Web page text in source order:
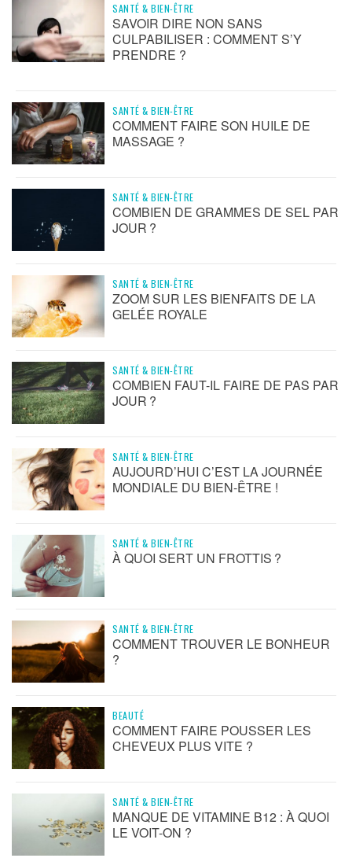
SANTÉ & BIEN-ÊTRE
SAVOIR DIRE NON SANS
CULPABILISER : COMMENT S’Y
PRENDRE ?
SANTÉ & BIEN-ÊTRE
COMMENT FAIRE SON HUILE DE
MASSAGE ?
SANTÉ & BIEN-ÊTRE
COMBIEN DE GRAMMES DE SEL PAR
JOUR ?
SANTÉ & BIEN-ÊTRE
ZOOM SUR LES BIENFAITS DE LA
GELÉE ROYALE
SANTÉ & BIEN-ÊTRE
COMBIEN FAUT-IL FAIRE DE PAS PAR
JOUR ?
SANTÉ & BIEN-ÊTRE
AUJOURD’HUI C’EST LA JOURNÉE
MONDIALE DU BIEN-ÊTRE !
SANTÉ & BIEN-ÊTRE
À QUOI SERT UN FROTTIS ?
SANTÉ & BIEN-ÊTRE
COMMENT TROUVER LE BONHEUR
?
BEAUTÉ
COMMENT FAIRE POUSSER LES
CHEVEUX PLUS VITE ?
SANTÉ & BIEN-ÊTRE
MANQUE DE VITAMINE B12 : À QUOI
LE VOIT-ON ?